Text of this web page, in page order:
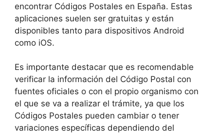
encontrar Códigos Postales en España. Estas
aplicaciones suelen ser gratuitas y están
disponibles tanto para dispositivos Android
como iOS.
Es importante destacar que es recomendable
verificar la información del Código Postal con
fuentes oficiales o con el propio organismo con
el que se va a realizar el trámite, ya que los
Códigos Postales pueden cambiar o tener
variaciones específicas dependiendo del